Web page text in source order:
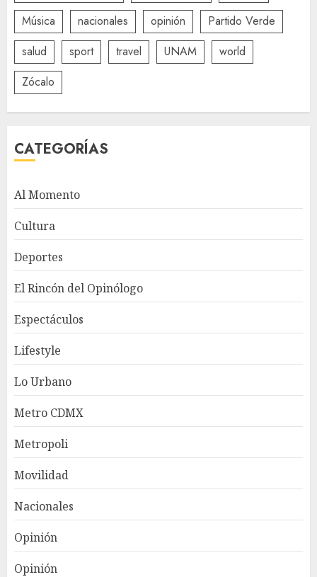
Música
nacionales opinión
Partido Verde
salud
sport travel UNAM
world
Zócalo
CATEGORÍAS
Al Momento
Cultura
Deportes
El Rincón del Opinólogo
Espectáculos
Lifestyle
Lo Urbano
Metro CDMX
Metropoli
Movilidad
Nacionales
Opinión
Opinión